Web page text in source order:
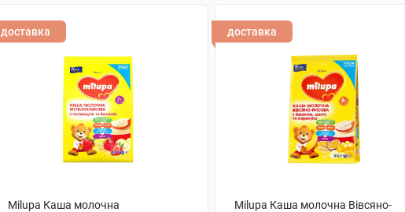
доставка
Milupa Каша молочна
доставка
Milupa Каша молочна Вівсяно-